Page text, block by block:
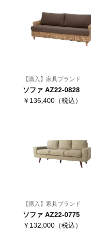
【購入】家具ブランド
ソファ AZ22-0828
￥136,400（税込）
【購入】家具ブランド
ソファ AZ22-0775
￥132,000（税込）